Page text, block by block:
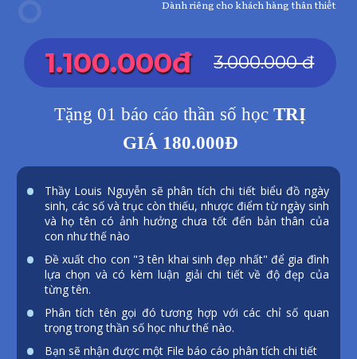
Dành riêng cho khách hàng thân thiết
Tặng 01 báo cáo thần số học TRỊ
GIÁ 180.000Đ
Thầy Louis Nguyễn sẽ phân tích chi tiết biểu đồ ngày
sinh, các số và trục còn thiếu, nhược điểm từ ngày sinh
và họ tên có ảnh hưởng chưa tốt đến bản thân của
con như thế nào
Đề xuất cho con "3 tên khai sinh đẹp nhất" để gia đình
lựa chọn và có kèm luận giải chi tiết về độ đẹp của
từng tên.
Phân tích tên gọi đó tương hợp với các chỉ số quan
trọng trong thần số học như thế nào.
Bạn sẽ nhận được một File báo cáo phân tích chi tiết
1.100.000đ 3.000.000 đ